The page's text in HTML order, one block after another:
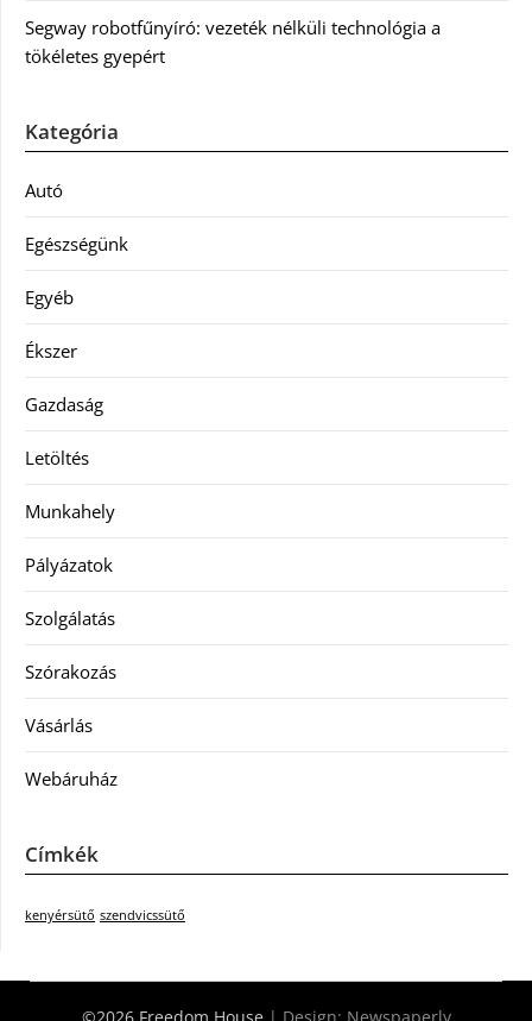
Segway robotfűnyíró: vezeték nélküli technológia a
tökéletes gyepért
Kategória
Autó
Egészségünk
Egyéb
Ékszer
Gazdaság
Letöltés
Munkahely
Pályázatok
Szolgálatás
Szórakozás
Vásárlás
Webáruház
Címkék
kenyérsütő szendvicssütő